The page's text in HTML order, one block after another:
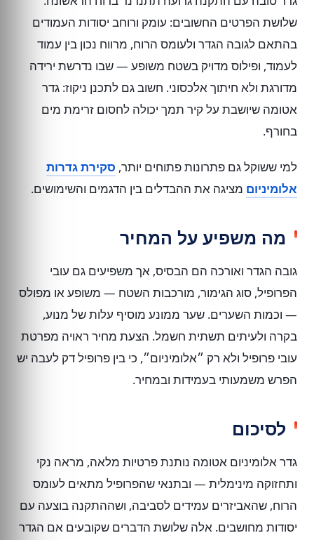
שלושת הפרטים החשובים: עומק ורוחב יסודות העמודים
בהתאם לגובה הגדר ולעומס הרוח, מרווח נכון בין עמוד
לעמוד, ופילוס מדויק בשטח משופע — שבו נדרשת ירידה
מדורגת ולא חיתוך אלכסוני. חשוב גם לתכנן ניקוז: גדר
אטומה שיושבת על קיר תמך יכולה לחסום זרימת מים
בחורף.
למי ששוקל גם פתרונות פתוחים יותר, סקירת גדרות
אלומיניום מציגה את ההבדלים בין הדגמים והשימושים.
מה משפיע על המחיר
גובה הגדר ואורכה הם הבסיס, אך משפיעים גם עובי
הפרופיל, סוג הגימור, מורכבות השטח — משופע או מפולס
— וכמות השערים. שער ממונע מוסיף עלות של מנוע,
בקרה ולעיתים תשתית חשמל. הצעת מחיר ראויה מפרטת
עובי פרופיל ולא רק ״אלומיניום״, כי בין פרופיל דק לעבה יש
הפרש משמעותי בעמידות ובמחיר.
לסיכום
גדר אלומיניום אטומה נותנת פרטיות מלאה, מראה נקי
ותחזוקה מינימלית — ובתנאי שהפרופיל מתאים לעומס
הרוח, שהאביזרים עמידים לסביבה, ושההתקנה בוצעה עם
יסודות מחושבים. אלה שלושת הדברים שקובעים אם הגדר